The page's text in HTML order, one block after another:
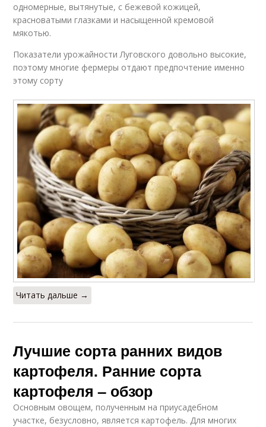
одномерные, вытянутые, с бежевой кожицей,
красноватыми глазками и насыщенной кремовой
мякотью.
Показатели урожайности Луговского довольно высокие,
поэтому многие фермеры отдают предпочтение именно
этому сорту
Читать дальше →
Лучшие сорта ранних видов
картофеля. Ранние сорта
картофеля – обзор
Основным овощем, полученным на приусадебном
участке, безусловно, является картофель. Для многих